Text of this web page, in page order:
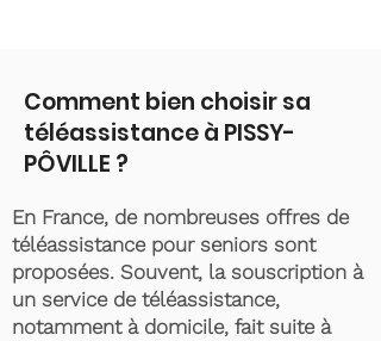
Comment bien choisir sa
téléassistance à PISSY-
PÔVILLE ?
En France, de nombreuses offres de
téléassistance pour seniors sont
proposées. Souvent, la souscription à
un service de téléassistance,
notamment à domicile, fait suite à